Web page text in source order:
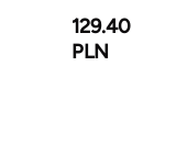
129.40
PLN